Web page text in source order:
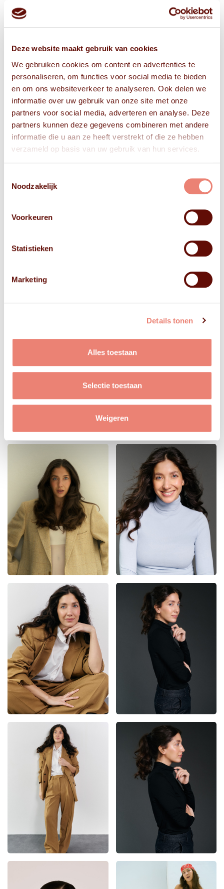
Deze website maakt gebruik van cookies
We gebruiken cookies om content en advertenties te
personaliseren, om functies voor social media te bieden
en om ons websiteverkeer te analyseren. Ook delen we
informatie over uw gebruik van onze site met onze
partners voor social media, adverteren en analyse. Deze
partners kunnen deze gegevens combineren met andere
informatie die u aan ze heeft verstrekt of die ze hebben
verzameld op basis van uw gebruik van hun services.
Noodzakelijk
Voorkeuren
Statistieken
Marketing
Details tonen
Alles toestaan
Selectie toestaan
Weigeren